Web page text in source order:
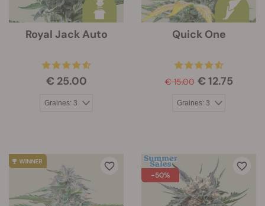
Royal Jack Auto
€ 25.00
Quick One
€ 15.00 € 12.75
-50%